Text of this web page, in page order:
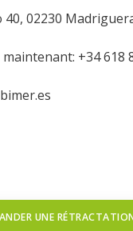
40, 02230
+34 618
UNE